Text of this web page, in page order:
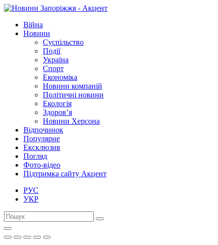
Війна
Новини
Суспільство
Події
Україна
Спорт
Економіка
Новини компаній
Політичні новини
Екологія
Здоров’я
Новини Херсона
Відпочинок
Популярне
Ексклюзив
Погляд
Фото-відео
Підтримка сайту Акцент
РУС
УКР